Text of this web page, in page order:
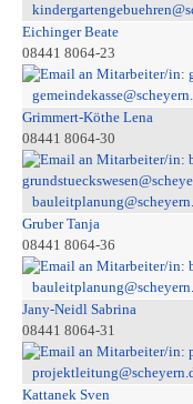
Eichinger Beate
08441 8064-23
Grimmert-Köthe Lena
08441 8064-30
Gruber Tanja
08441 8064-36
Jany-Neidl Sabrina
08441 8064-31
Kattanek Sven